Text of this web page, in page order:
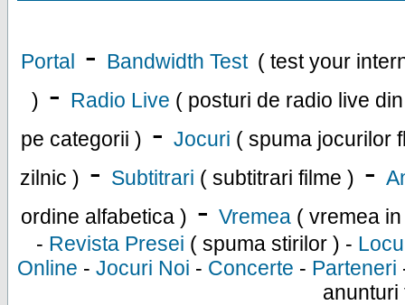
Portal - Bandwidth Test ( test your
) - Radio Live ( posturi de radio live
pe categorii ) - Jocuri ( spuma jocurilor
zilnic ) - Subtitrari ( subtitrari filme ) -
ordine alfabetica ) - Vremea ( vremea
- Revista Presei ( spuma stirilor ) -
Online - Jocuri Noi - Concerte - Parteneri
anunturi